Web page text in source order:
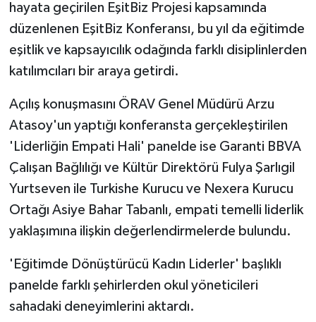
hayata geçirilen EşitBiz Projesi kapsamında
düzenlenen EşitBiz Konferansı, bu yıl da eğitimde
eşitlik ve kapsayıcılık odağında farklı disiplinlerden
katılımcıları bir araya getirdi.
Açılış konuşmasını ÖRAV Genel Müdürü Arzu
Atasoy'un yaptığı konferansta gerçekleştirilen
'Liderliğin Empati Hali' panelde ise Garanti BBVA
Çalışan Bağlılığı ve Kültür Direktörü Fulya Şarlıgil
Yurtseven ile Turkishe Kurucu ve Nexera Kurucu
Ortağı Asiye Bahar Tabanlı, empati temelli liderlik
yaklaşımına ilişkin değerlendirmelerde bulundu.
'Eğitimde Dönüştürücü Kadın Liderler' başlıklı
panelde farklı şehirlerden okul yöneticileri
sahadaki deneyimlerini aktardı.​​​​​​​